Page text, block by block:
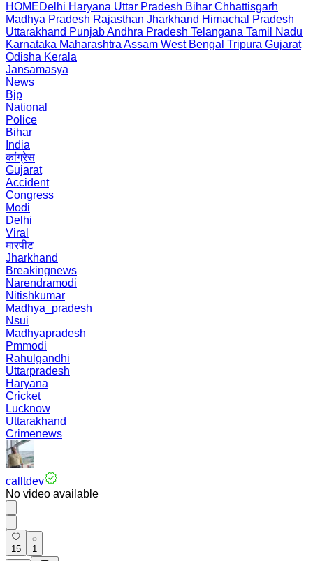
HOMEDelhi Haryana Uttar Pradesh Bihar Chhattisgarh
Madhya Pradesh Rajasthan Jharkhand Himachal Pradesh
Uttarakhand PunjabAndhra Pradesh Telangana Tamil Nadu
Karnataka Maharashtra Assam West Bengal Tripura Gujarat
Odisha Kerala
Jansamasya
News
Bjp
National
Police
Bihar
India
कांग्रेस
Gujarat
Accident
Congress
Modi
Delhi
Viral
मारपीट
Jharkhand
Breakingnews
Narendramodi
Nitishkumar
Madhya_pradesh
Nsui
Madhyapradesh
Pmmodi
Rahulgandhi
Uttarpradesh
Haryana
Cricket
Lucknow
Uttarakhand
Crimenews
calltdev
No video available
15 1